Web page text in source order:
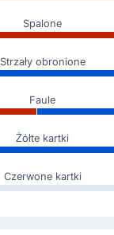
Spalone
Strzały obronione
Faule
Żółte kartki
Czerwone kartki